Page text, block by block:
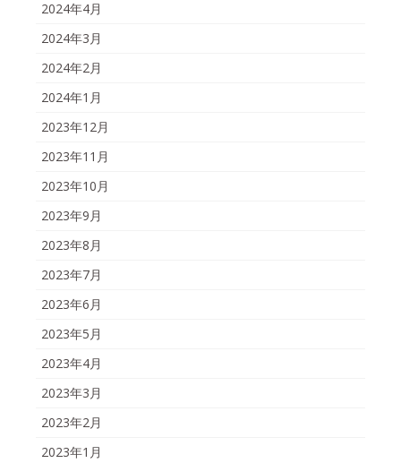
2024年4月
2024年3月
2024年2月
2024年1月
2023年12月
2023年11月
2023年10月
2023年9月
2023年8月
2023年7月
2023年6月
2023年5月
2023年4月
2023年3月
2023年2月
2023年1月